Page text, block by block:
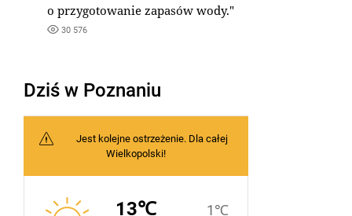
o przygotowanie zapasów wody."
30 576
Dziś w Poznaniu
Jest kolejne ostrzeżenie. Dla całej
Wielkopolski!
13℃ 1℃